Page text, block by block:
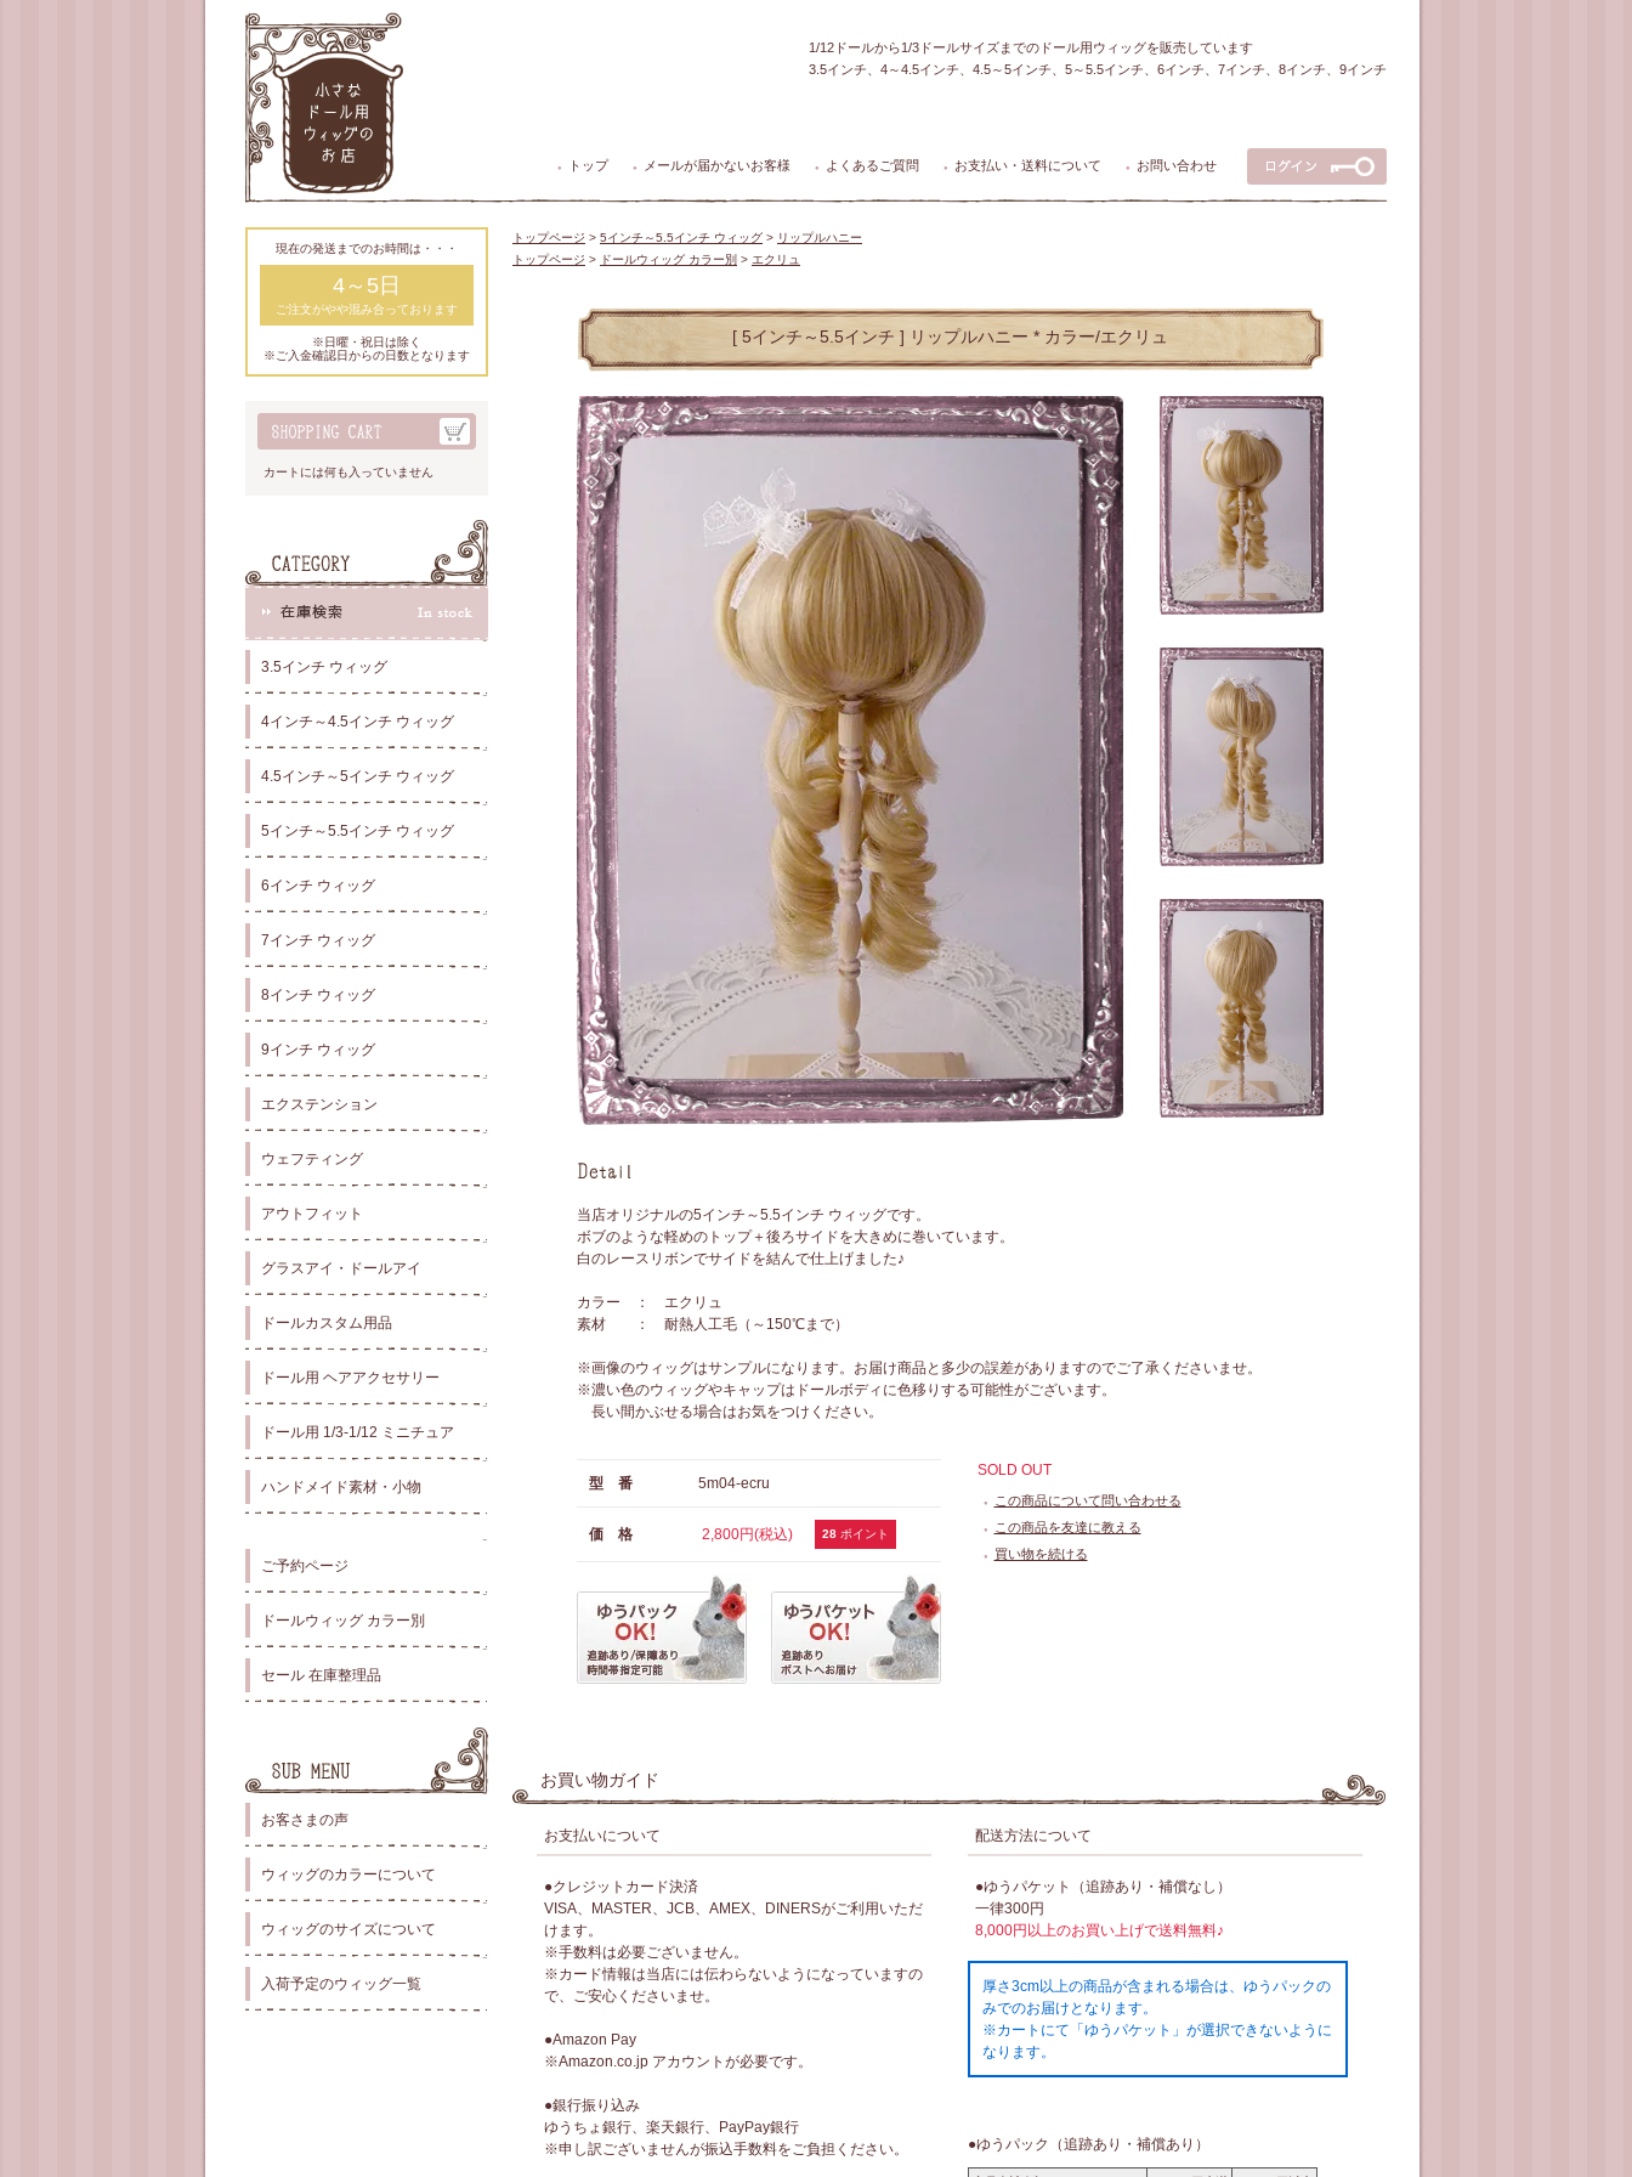
1/12ドールから1/3ドールサイズまでのドール用ウィッグを販売しています
3.5インチ、4～4.5インチ、4.5～5インチ、5～5.5インチ、6インチ、7インチ、8インチ、9インチ
● トップ ● メールが届かないお客様 ● よくあるご質問 ● お支払い・送料について ● お問い合わせ
現在の発送までのお時間は・・・
4～5日
ご注文がやや混み合っております
※日曜・祝日は除く
※ご入金確認日からの日数となります
カートには何も入っていません
3.5インチ ウィッグ
4インチ～4.5インチ ウィッグ
4.5インチ～5インチ ウィッグ
5インチ～5.5インチ ウィッグ
6インチ ウィッグ
7インチ ウィッグ
8インチ ウィッグ
9インチ ウィッグ
エクステンション
ウェフティング
アウトフィット
グラスアイ・ドールアイ
ドールカスタム用品
ドール用 ヘアアクセサリー
ドール用 1/3-1/12 ミニチュア
ハンドメイド素材・小物
ご予約ページ
ドールウィッグ カラー別
セール 在庫整理品
お客さまの声
ウィッグのカラーについて
ウィッグのサイズについて
入荷予定のウィッグ一覧
トップページ > 5インチ～5.5インチ ウィッグ > リップルハニー
トップページ > ドールウィッグ カラー別 > エクリュ
[ 5インチ～5.5インチ ] リップルハニー * カラー/エクリュ
当店オリジナルの5インチ～5.5インチ ウィッグです。
ボブのような軽めのトップ＋後ろサイドを大きめに巻いています。
白のレースリボンでサイドを結んで仕上げました♪
カラー ： エクリュ
素材 ： 耐熱人工毛（～150℃まで）
※画像のウィッグはサンプルになります。お届け商品と多少の誤差がありますのでご了承くださいませ。
※濃い色のウィッグやキャップはドールボディに色移りする可能性がございます。
長い間かぶせる場合はお気をつけください。
型 番 5m04-ecru
価 格 2,800円(税込) 28ポイント
SOLD OUT
● この商品について問い合わせる
● この商品を友達に教える
● 買い物を続ける
お買い物ガイド
お支払いについて
●クレジットカード決済
VISA、MASTER、JCB、AMEX、DINERSがご利用いただ
けます。
※手数料は必要ございません。
※カード情報は当店には伝わらないようになっていますの
で、ご安心くださいませ。
●Amazon Pay
※Amazon.co.jp アカウントが必要です。
●銀行振り込み
ゆうちょ銀行、楽天銀行、PayPay銀行
※申し訳ございませんが振込手数料をご負担ください。
配送方法について
●ゆうパケット（追跡あり・補償なし）
一律300円
8,000円以上のお買い上げで送料無料♪
厚さ3cm以上の商品が含まれる場合は、ゆうパックの
みでのお届けとなります。
※カートにて「ゆうパケット」が選択できないように
なります。
●ゆうパック（追跡あり・補償あり）